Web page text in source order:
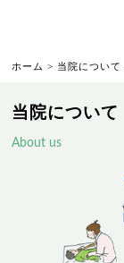
ホーム > 当院について
当院について
About us